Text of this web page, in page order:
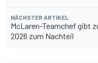
NÄCHSTER ARTIKEL
McLaren-Teamchef gibt
2026 zum Nachteil